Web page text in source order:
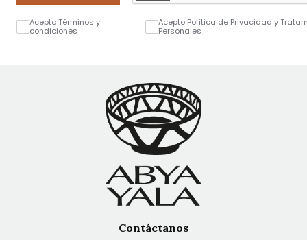
Acepto Términos y
condiciones
Acepto Política de Privacidad y
Personales
Contáctanos